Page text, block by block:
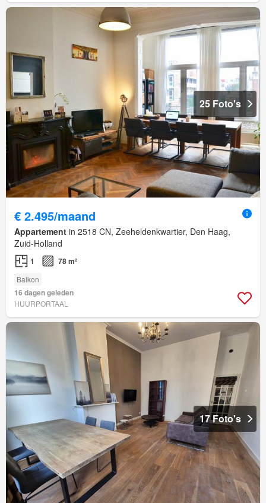
25 Foto's
€ 2.495/maand
Appartement in 2518 CN, Zeeheldenkwartier, Den Haag,
Zuid-Holland
1 78 m²
Balkon
16 dagen geleden
HUURPORTAAL
17 Foto's